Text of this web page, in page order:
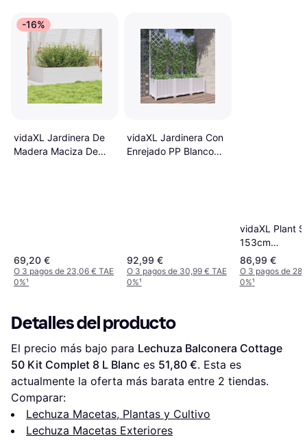
-16%
vidaXL Jardinera De
Madera Maciza De
69,20 €
O 3 pagos de 23,06 € TAE
0%¹
vidaXL Jardinera Con
Enrejado PP Blanco
92,99 €
O 3 pagos de 30,99 € TAE
0%¹
vidaXL Plant
153cm
86,99 €
O 3 pagos de
0%¹
Detalles del producto
El precio más bajo para Lechuza Balconera Cottage
50 Kit Complet 8 L Blanc es 51,80 €. Esta es
actualmente la oferta más barata entre 2 tiendas.
Comparar:
Lechuza Macetas, Plantas y Cultivo
Lechuza Macetas Exteriores